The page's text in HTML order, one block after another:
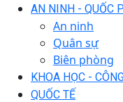
AN NINH - QUỐC
An ninh
Quân sự
Biên phòng
KHOA HỌC -
QUỐC TẾ